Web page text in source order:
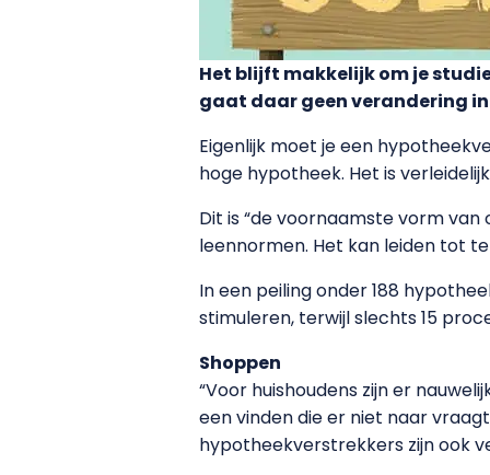
Het blijft makkelijk om je
gaat daar geen verandering
Eigenlijk moet je een
hoge hypotheek. Het is
Dit is “de voornaamste vorm
leennormen. Het kan leiden tot
In een peiling onder 188
stimuleren, terwijl slechts 15
Shoppen
“Voor huishoudens zijn er
een vinden die er niet naar
hypotheekverstrekkers zijn ook